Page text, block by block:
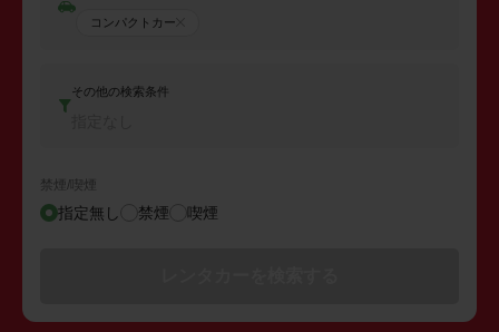
コンパクトカー
その他の検索条件
禁煙/喫煙
指定無し 禁煙 喫煙